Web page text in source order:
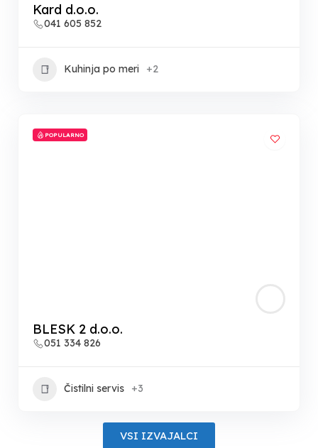
Kard d.o.o.
041 605 852
Kuhinja po meri +2
POPULARNO
BLESK 2 d.o.o.
051 334 826
Čistilni servis +3
VSI IZVAJALCI